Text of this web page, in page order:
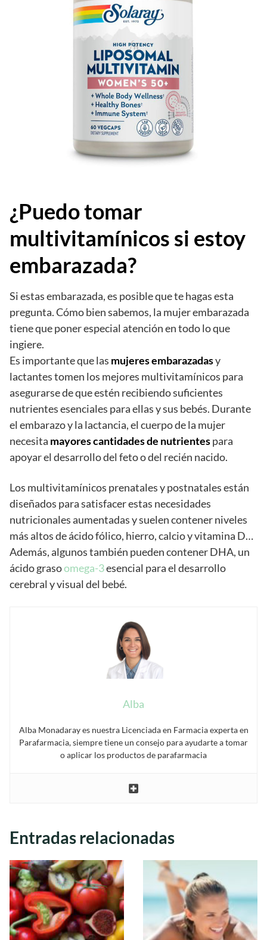
¿Puedo tomar
multivitamínicos si estoy
embarazada?
Si estas embarazada, es posible que te hagas esta
pregunta. Cómo bien sabemos, la mujer embarazada
tiene que poner especial atención en todo lo que
ingiere.
Es importante que las mujeres embarazadasy
lactantes tomen los mejores multivitamínicos para
asegurarse de que estén recibiendo suficientes
nutrientes esenciales para ellas y sus bebés. Durante
el embarazo y la lactancia, el cuerpo de la mujer
necesita mayores cantidades de nutrientespara
apoyar el desarrollo del feto o del recién nacido.
Los multivitamínicos prenatales y postnatales están
diseñados para satisfacer estas necesidades
nutricionales aumentadas y suelen contener niveles
más altos de ácido fólico, hierro, calcio y vitamina D…
Además, algunos también pueden contener DHA, un
ácido grasoomega-3esencial para el desarrollo
cerebral y visual del bebé.
Alba
Alba Monadaray es nuestra Licenciada en Farmacia experta en
Parafarmacia, siempre tiene un consejo para ayudarte a tomar
o aplicar los productos de parafarmacia
Entradas relacionadas